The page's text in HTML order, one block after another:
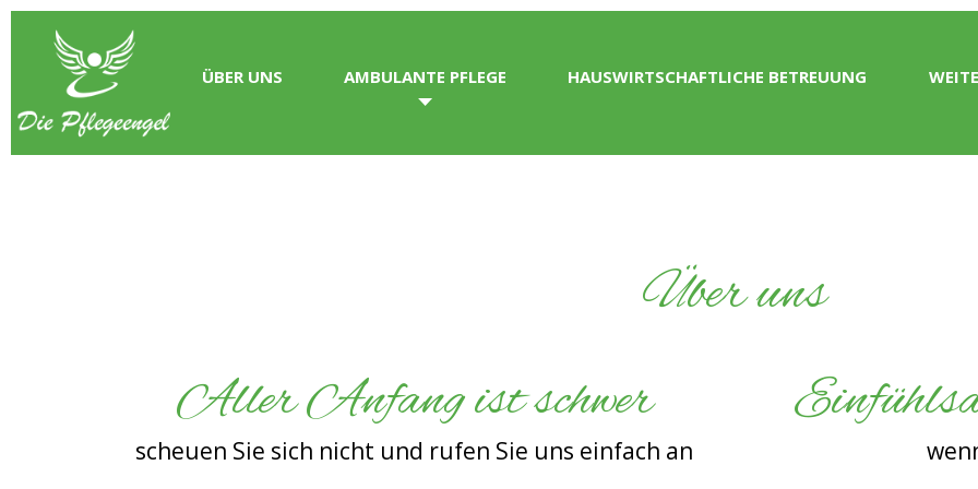
ÜBER UNS AMBULANTE PFLEGE HAUSWIRTSCHAFTLICHE BETREUUNG
Über uns
Aller Anfang ist schwer
scheuen Sie sich nicht und rufen Sie uns einfach an